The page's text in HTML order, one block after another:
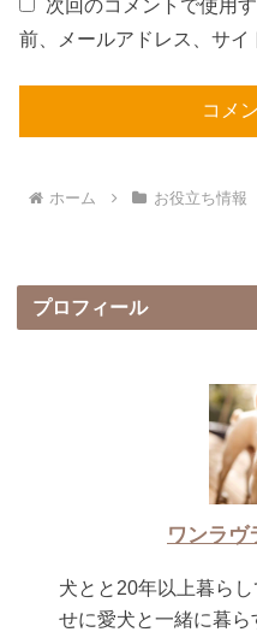
次回のコメントで使用
前、メールアドレス、サイ
ホーム お役立ち情報
プロフィール
ワンラヴ
犬とと20年以上暮ら
せに愛犬と一緒に暮